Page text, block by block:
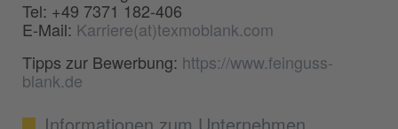
Tel: +49 7371 182-406
E-Mail: Karriere(at)texmoblank.com
Tipps zur Bewerbung: https://www.feinguss-
blank.de